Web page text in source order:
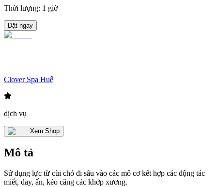
Thời lượng: 1 giờ
Đặt ngay
Clover Spa Huế
dịch vụ
Xem Shop
Mô tả
Sử dụng lực từ cùi chỏ đi sâu vào các mô cơ kết hợp các động tác
miết, day, ấn, kéo căng các khớp xương.